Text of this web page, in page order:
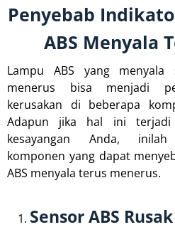
Penyebab
ABS Menyala
Lampu ABS yang menyala
menerus bisa menjadi
kerusakan di beberapa
Adapun jika hal ini
kesayangan Anda, inilah
komponen yang dapat
ABS menyala terus menerus.
Sensor ABS Rusak